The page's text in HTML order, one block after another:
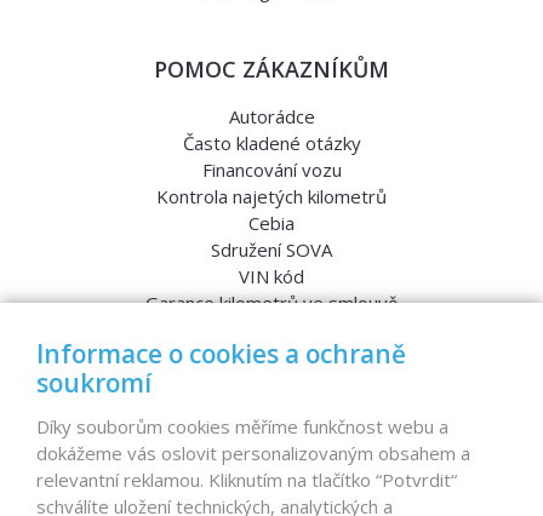
POMOC ZÁKAZNÍKŮM
Autorádce
Často kladené otázky
Financování vozu
Kontrola najetých kilometrů
Cebia
Sdružení SOVA
VIN kód
Garance kilometrů ve smlouvě
Nabídka vozů
Reference
Dovoz aut na míru – pro koho je určen?
Informace o cookies a ochraně
soukromí
Díky souborům cookies měříme funkčnost webu a
dokážeme vás oslovit personalizovaným obsahem a
relevantní reklamou. Kliknutím na tlačítko “Potvrdit“
schválíte uložení technických, analytických a